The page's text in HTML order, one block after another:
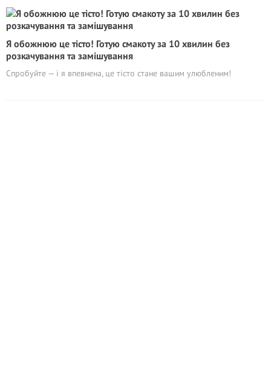
Я обожнюю це тісто! Готую смакоту за 10 хвилин без
розкачування та замішування
Спробуйте — і я впевнена, це тісто стане вашим улюбленим!